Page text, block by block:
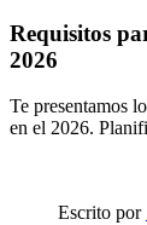
Requisitos
2026
Te presentamos
en el 2026.
Escrito por